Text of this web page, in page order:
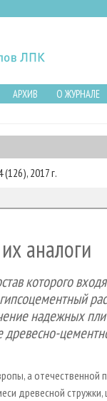
АРХИВ О ЖУРНАЛЕ
2017 г.
аналоги
которого
надежных
а
древесной